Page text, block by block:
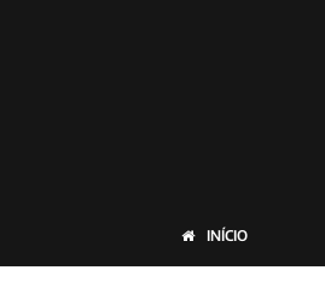
INÍCIO